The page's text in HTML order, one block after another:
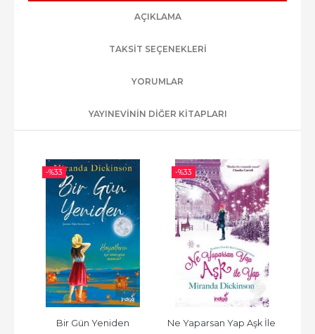
AÇIKLAMA
TAKSIT SEÇENEKLERI
YORUMLAR
YAYINEVININ DIĞER KITAPLARI
-%33
Bir Gün Yeniden
-%33
Ne Yaparsan Yap Aşk İle